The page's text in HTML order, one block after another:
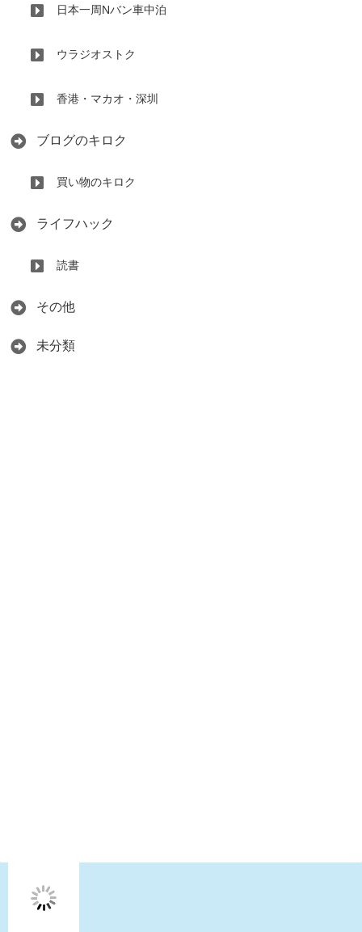
日本一周Nバン車中泊
ウラジオストク
香港・マカオ・深圳
ブログのキロク
買い物のキロク
ライフハック
読書
その他
未分類